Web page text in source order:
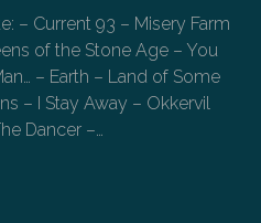
– Current 93 – Misery Farm
of the Stone Age – You
– Earth – Land of Some
– I Stay Away – Okkervil
Dancer –…